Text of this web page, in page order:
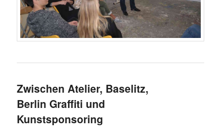
Zwischen Atelier, Baselitz,
Berlin Graffiti und
Kunstsponsoring